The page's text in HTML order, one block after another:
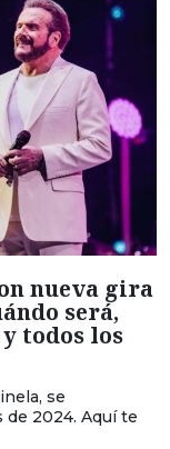
nueva gira
será,
todos los
se
2024. Aquí te